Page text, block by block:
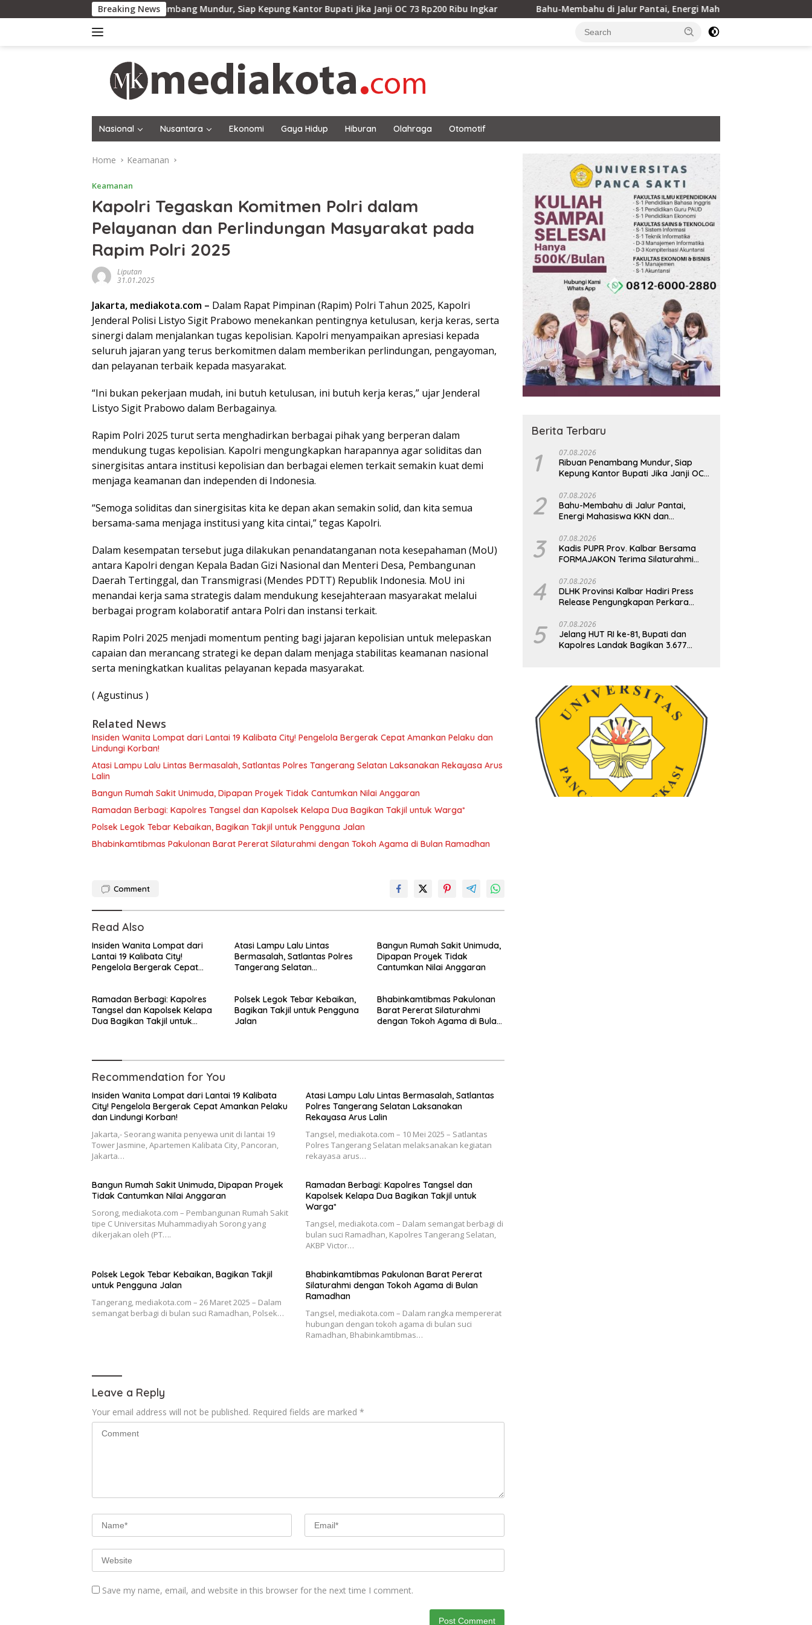
to
Breaking News
Ribuan Penambang Mundur, Siap Kepung Kantor Bupati Jika Janji OC 73 Rp200 Ribu Ingkar Bahu-Membahu di Jalur Pantai, Energi Mahasiswa KKN dan Ketegasan
Nasional Nusantara Ekonomi Gaya Hidup Hiburan Olahraga Otomotif
Home Keamanan
Keamanan
Kapolri Tegaskan Komitmen Polri dalam
Pelayanan dan Perlindungan Masyarakat pada
Rapim Polri 2025
Liputan
31.01.2025
Jakarta, mediakota.com – Dalam Rapat Pimpinan (Rapim) Polri Tahun 2025, Kapolri
Jenderal Polisi Listyo Sigit Prabowo menekankan pentingnya ketulusan, kerja keras, serta
sinergi dalam menjalankan tugas kepolisian. Kapolri menyampaikan apresiasi kepada
seluruh jajaran yang terus berkomitmen dalam memberikan perlindungan, pengayoman,
dan pelayanan terbaik kepada masyarakat.
“Ini bukan pekerjaan mudah, ini butuh ketulusan, ini butuh kerja keras,” ujar Jenderal
Listyo Sigit Prabowo dalam Berbagainya.
Rapim Polri 2025 turut serta menghadirkan berbagai pihak yang berperan dalam
mendukung tugas kepolisian. Kapolri mengungkapkan harapannya agar soliditas dan
sinergisitas antara institusi kepolisian dan berbagai elemen terkait semakin kuat demi
menjaga keamanan dan independen di Indonesia.
“Semoga soliditas dan sinergisitas kita ke depan akan semakin solid, dan kita semua
bersama-sama menjaga institusi yang kita cintai,” tegas Kapolri.
Dalam kesempatan tersebut juga dilakukan penandatanganan nota kesepahaman (MoU)
antara Kapolri dengan Kepala Badan Gizi Nasional dan Menteri Desa, Pembangunan
Daerah Tertinggal, dan Transmigrasi (Mendes PDTT) Republik Indonesia. MoU ini
menandai kerja sama strategis dalam mendukung kesejahteraan masyarakat melalui
berbagai program kolaboratif antara Polri dan instansi terkait.
Rapim Polri 2025 menjadi momentum penting bagi jajaran kepolisian untuk melepaskan
capaian dan merancang strategi ke depan dalam menjaga stabilitas keamanan nasional
serta meningkatkan kualitas pelayanan kepada masyarakat.
( Agustinus )
Related News
Insiden Wanita Lompat dari Lantai 19 Kalibata City! Pengelola Bergerak Cepat Amankan Pelaku dan
Lindungi Korban!
Atasi Lampu Lalu Lintas Bermasalah, Satlantas Polres Tangerang Selatan Laksanakan Rekayasa Arus
Lalin
Bangun Rumah Sakit Unimuda, Dipapan Proyek Tidak Cantumkan Nilai Anggaran
Ramadan Berbagi: Kapolres Tangsel dan Kapolsek Kelapa Dua Bagikan Takjil untuk Warga*
Polsek Legok Tebar Kebaikan, Bagikan Takjil untuk Pengguna Jalan
Bhabinkamtibmas Pakulonan Barat Pererat Silaturahmi dengan Tokoh Agama di Bulan Ramadhan
Comment
Read Also
Insiden Wanita Lompat dari
Lantai 19 Kalibata City!
Pengelola Bergerak Cepat
Atasi Lampu Lalu Lintas
Bermasalah, Satlantas Polres
Tangerang Selatan
Bangun Rumah Sakit Unimuda,
Dipapan Proyek Tidak
Cantumkan Nilai Anggaran
Ramadan Berbagi: Kapolres
Tangsel dan Kapolsek Kelapa
Dua Bagikan Takjil untuk
Polsek Legok Tebar Kebaikan,
Bagikan Takjil untuk Pengguna
Jalan
Bhabinkamtibmas Pakulonan
Barat Pererat Silaturahmi
dengan Tokoh Agama di Bulan
Recommendation for You
Insiden Wanita Lompat dari Lantai 19 Kalibata
City! Pengelola Bergerak Cepat Amankan Pelaku
dan Lindungi Korban!
Jakarta,- Seorang wanita penyewa unit di lantai 19
Tower Jasmine, Apartemen Kalibata City, Pancoran,
Jakarta…
Atasi Lampu Lalu Lintas Bermasalah, Satlantas
Polres Tangerang Selatan Laksanakan
Rekayasa Arus Lalin
Tangsel, mediakota.com – 10 Mei 2025 – Satlantas
Polres Tangerang Selatan melaksanakan kegiatan
rekayasa arus…
Bangun Rumah Sakit Unimuda, Dipapan Proyek
Tidak Cantumkan Nilai Anggaran
Sorong, mediakota.com – Pembangunan Rumah Sakit
tipe C Universitas Muhammadiyah Sorong yang
dikerjakan oleh (PT….
Ramadan Berbagi: Kapolres Tangsel dan
Kapolsek Kelapa Dua Bagikan Takjil untuk
Warga*
Tangsel, mediakota.com – Dalam semangat berbagi di
bulan suci Ramadhan, Kapolres Tangerang Selatan,
AKBP Victor…
Polsek Legok Tebar Kebaikan, Bagikan Takjil
untuk Pengguna Jalan
Tangerang, mediakota.com – 26 Maret 2025 – Dalam
semangat berbagi di bulan suci Ramadhan, Polsek…
Bhabinkamtibmas Pakulonan Barat Pererat
Silaturahmi dengan Tokoh Agama di Bulan
Ramadhan
Tangsel, mediakota.com – Dalam rangka mempererat
hubungan dengan tokoh agama di bulan suci
Ramadhan, Bhabinkamtibmas…
Leave a Reply
Your email address will not be published. Required fields are marked *
Save my name, email, and website in this browser for the next time I comment.
Berita Terbaru
1 07.08.2026
Ribuan Penambang Mundur, Siap
Kepung Kantor Bupati Jika Janji OC
2 07.08.2026
Bahu-Membahu di Jalur Pantai,
Energi Mahasiswa KKN dan
Kembali Sukamandi
3 07.08.2026
Kadis PUPR Prov. Kalbar Bersama
FORMAJAKON Terima Silaturahmi
4 07.08.2026
DLHK Provinsi Kalbar Hadiri Press
Release Pengungkapan Perkara
di Polresta Pontianak
5 07.08.2026
Jelang HUT RI ke-81, Bupati dan
Kapolres Landak Bagikan 3.677